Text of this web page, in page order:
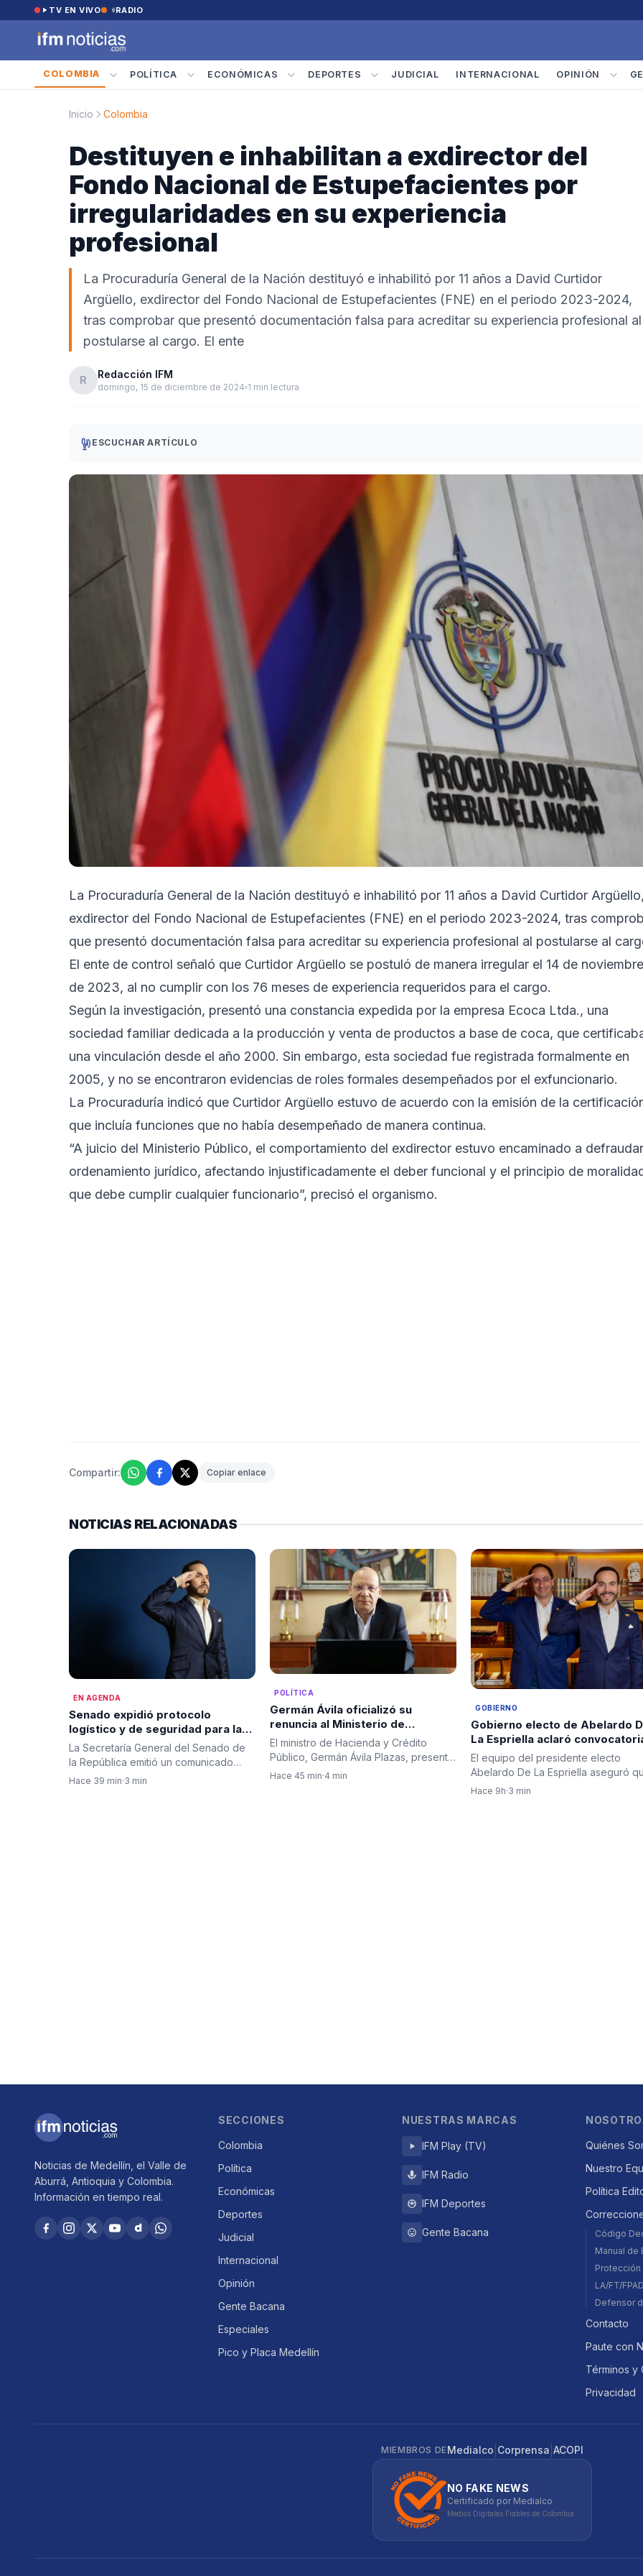
Saltar al contenido
TV EN VIVO RADIO
COLOMBIA POLÍTICA ECONÓMICAS DEPORTES JUDICIAL INTERNACIONAL OPINIÓN
Inicio Colombia
Destituyen e inhabilitan a exdirector del
Fondo Nacional de Estupefacientes por
irregularidades en su experiencia
profesional
La Procuraduría General de la Nación destituyó e inhabilitó por 11 años a David Curtidor
Argüello, exdirector del Fondo Nacional de Estupefacientes (FNE) en el periodo 2023-2024,
tras comprobar que presentó documentación falsa para acreditar su experiencia profesional al
postularse al cargo. El ente
R Redacción IFM
domingo, 15 de diciembre de 2024 1 min lectura
ESCUCHAR ARTÍCULO
La Procuraduría General de la Nación destituyó e inhabilitó por 11 años a David Curtidor Argüello,
exdirector del Fondo Nacional de Estupefacientes (FNE) en el periodo 2023-2024, tras
que presentó documentación falsa para acreditar su experiencia profesional al postularse al
El ente de control señaló que Curtidor Argüello se postuló de manera irregular el 14 de noviembre
de 2023, al no cumplir con los 76 meses de experiencia requeridos para el cargo.
Según la investigación, presentó una constancia expedida por la empresa Ecoca Ltda., una
sociedad familiar dedicada a la producción y venta de productos a base de coca, que
una vinculación desde el año 2000. Sin embargo, esta sociedad fue registrada formalmente en
2005, y no se encontraron evidencias de roles formales desempeñados por el exfuncionario.
La Procuraduría indicó que Curtidor Argüello estuvo de acuerdo con la emisión de la
que incluía funciones que no había desempeñado de manera continua.
“A juicio del Ministerio Público, el comportamiento del exdirector estuvo encaminado a
ordenamiento jurídico, afectando injustificadamente el deber funcional y el principio de
que debe cumplir cualquier funcionario”, precisó el organismo.
Compartir: Copiar enlace
NOTICIAS RELACIONADAS
EN AGENDA
Senado expidió protocolo
logístico y de seguridad para la
posesión presidencial del 7 de
agosto en Cali
La Secretaría General del Senado de
la República emitió un comunicado
dirigido a los congresistas…
Hace 39 min·3 min
POLÍTICA
Germán Ávila oficializó su
renuncia al Ministerio de
Hacienda con una carta de
respaldo al presidente Petro
El ministro de Hacienda y Crédito
Público, Germán Ávila Plazas, presentó
oficialmente su carta de…
Hace 45 min·4 min
GOBIERNO
Gobierno electo de Abelardo
La Espriella aclaró
diplomáticos para su posesión y
negó criterios políticos
El equipo del presidente electo
Abelardo De La Espriella aseguró
la invitación al cuerpo…
Hace 9h·3 min
Noticias de Medellín, el Valle de
Aburrá, Antioquia y Colombia.
Información en tiempo real.
SECCIONES
Colombia
Política
Económicas
Deportes
Judicial
Internacional
Opinión
Gente Bacana
Especiales
Pico y Placa Medellín
NUESTRAS MARCAS
IFM Play (TV)
IFM Radio
IFM Deportes
Gente Bacana
Quiénes
Nuestro
Política
Código
Manual de
Protección
LA/FT/
Defensor
Contacto
Paute con
Términos y
Privacidad
MIEMBROS DEMedialco Corprensa ACOPI
NO FAKE NEWS
Certificado por Medialco
Medios Digitales Fiables de Colombia